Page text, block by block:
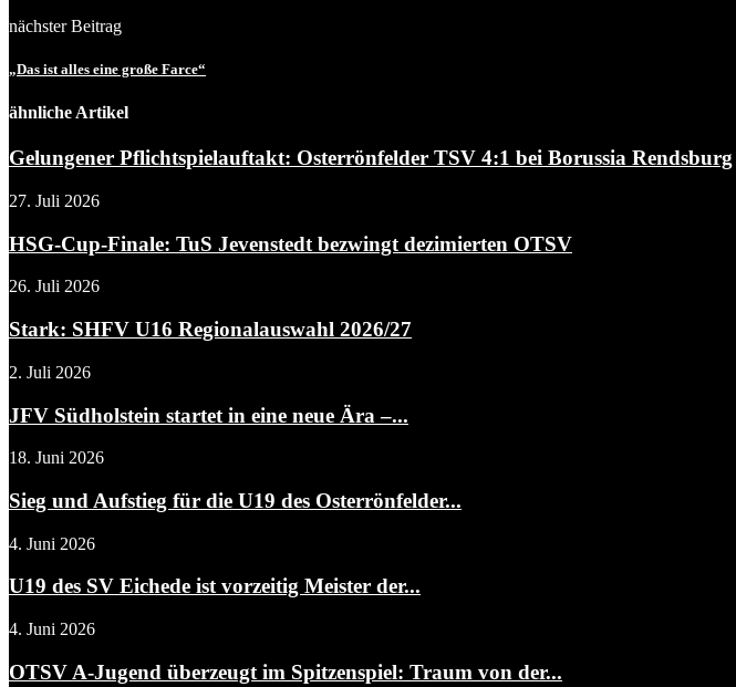
nächster Beitrag
„Das ist alles eine große Farce“
ähnliche Artikel
Gelungener Pflichtspielauftakt: Osterrönfelder TSV 4:1 bei Borussia Rendsburg
27. Juli 2026
HSG-Cup-Finale: TuS Jevenstedt bezwingt dezimierten OTSV
26. Juli 2026
Stark: SHFV U16 Regionalauswahl 2026/27
2. Juli 2026
JFV Südholstein startet in eine neue Ära –...
18. Juni 2026
Sieg und Aufstieg für die U19 des Osterrönfelder...
4. Juni 2026
U19 des SV Eichede ist vorzeitig Meister der...
4. Juni 2026
OTSV A-Jugend überzeugt im Spitzenspiel: Traum von der...